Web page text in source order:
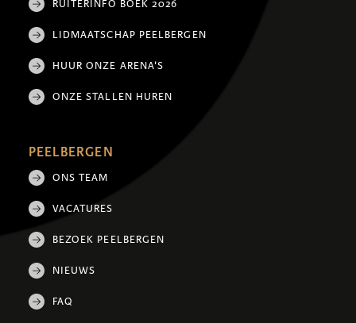
RUITERINFO BOEK 2026
LIDMAATSCHAP PEELBERGEN
HUUR ONZE ARENA'S
ONZE STALLEN HUREN
PEELBERGEN
ONS TEAM
VACATURES
BEZOEK PEELBERGEN
NIEUWS
FAQ